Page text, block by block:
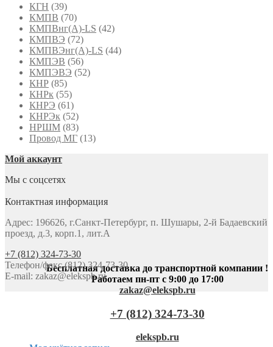
КГН (39)
КМПВ (70)
КМПВнг(А)-LS (42)
КМПВЭ (72)
КМПВЭнг(А)-LS (44)
КМПЭВ (56)
КМПЭВЭ (52)
КНР (85)
КНРк (55)
КНРЭ (61)
КНРЭк (52)
НРШМ (83)
Провод МГ (13)
Мой аккаунт
Мы с соцсетях
Контактная информация
Адрес: 196626, г.Санкт-Петербург, п. Шушары, 2-й Бадаевский
проезд, д.3, корп.1, лит.А
+7 (812) 324-73-30
Телефон/факс (812) 324-73-30
E-mail: zakaz@elekspb.ru
Бесплатная доставка до транспортной компании !
Работаем пн-пт с 9:00 до 17:00
zakaz@elekspb.ru
+7 (812) 324-73-30
elekspb.ru